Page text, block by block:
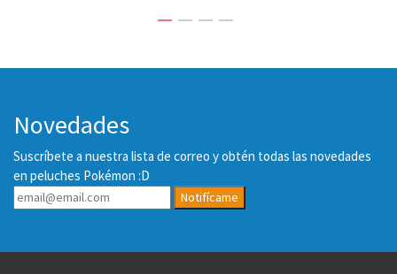
Novedades
Suscríbete a nuestra lista de correo y obtén todas las novedades
en peluches Pokémon :D
Notifícame